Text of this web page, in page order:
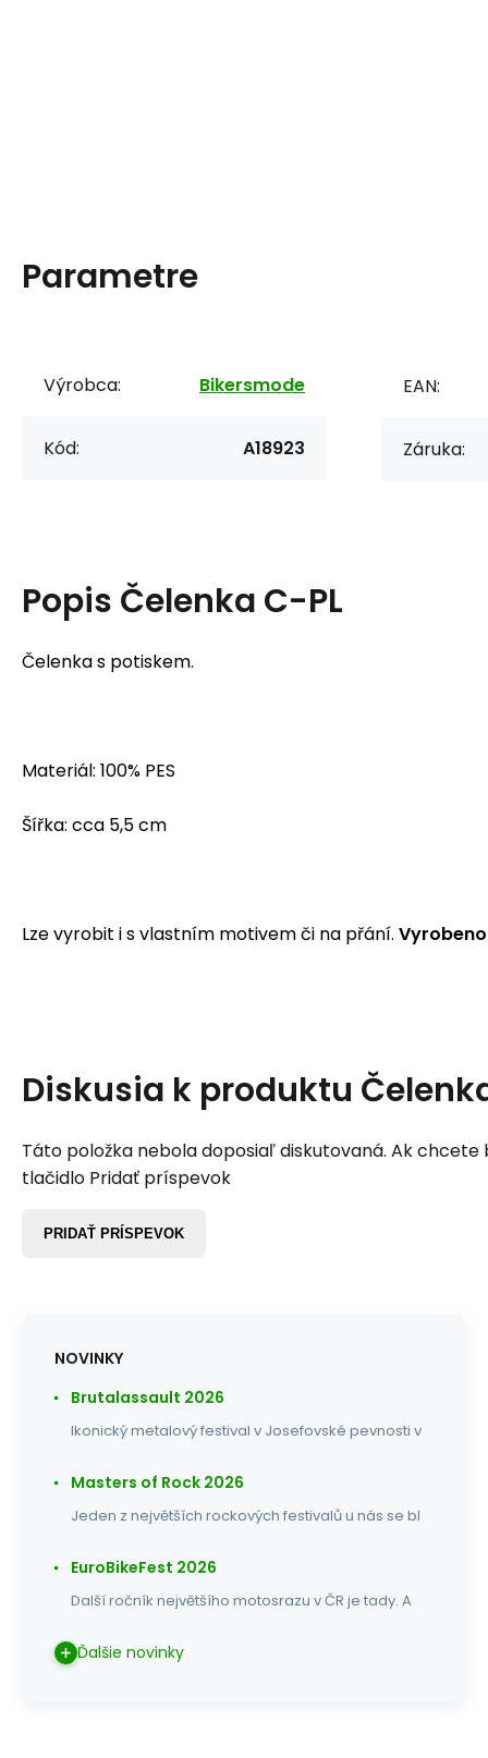
Parametre
Výrobca: Bikersmode
Kód: A18923
EAN:
Záruka:
Popis Čelenka C-PL
Čelenka s potiskem.
Materiál: 100% PES
Šířka: cca 5,5 cm
Lze vyrobit i s vlastním motivem či na přání.
Diskusia k produktu
Táto položka nebola doposiaľ diskutovaná. Ak chcete
tlačidlo Pridať príspevok
PRIDAŤ PRÍSPEVOK
NOVINKY
Brutalassault 2026
Ikonický metalový festival v Josefovské pevnosti v
Masters of Rock 2026
Jeden z největších rockových festivalů u nás se bl
EuroBikeFest 2026
Další ročník největšího motosrazu v ČR je tady. A
Ďalšie novinky